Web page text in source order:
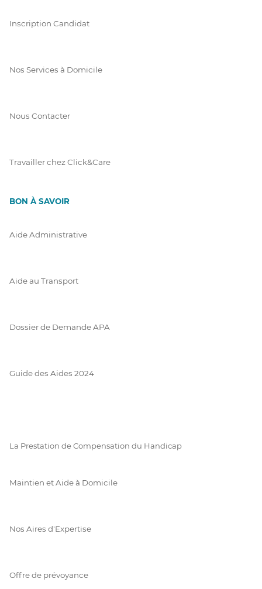
Inscription Candidat
Nos Services à Domicile
Nous Contacter
Travailler chez Click&Care
BON À SAVOIR
Aide Administrative
Aide au Transport
Dossier de Demande APA
Guide des Aides 2024
La Prestation de Compensation du Handicap
Maintien et Aide à Domicile
Nos Aires d'Expertise
Offre de prévoyance